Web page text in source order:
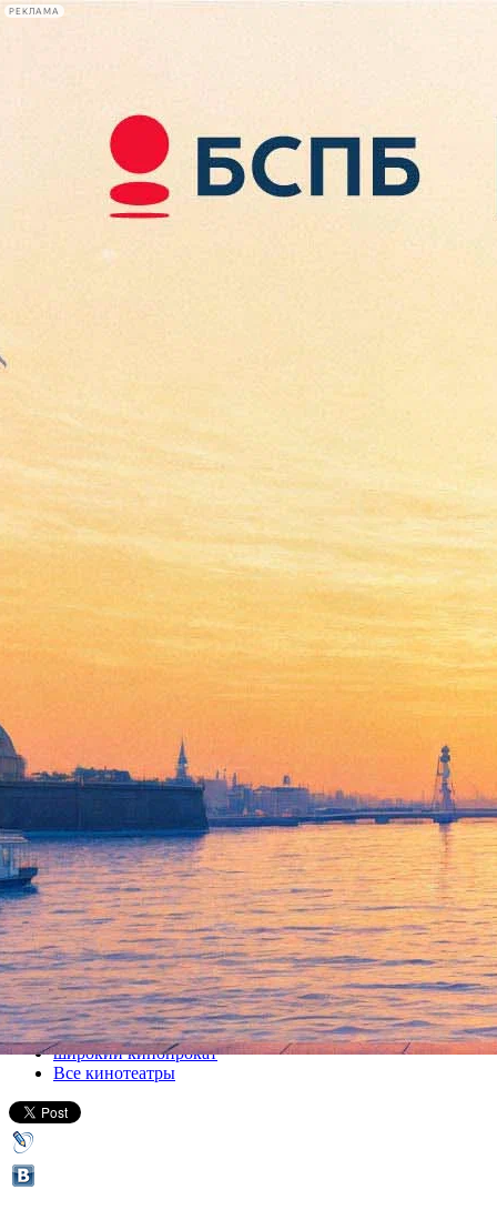
РЕКЛАМА
Сегодня:
2026.08.09
08:55
Афиша Plus
Дети сексу не помеха
08 марта 2012, четверг-04 апреля 2012, среда
Версия для печати
Все кино
широкий кинопрокат
Все кинотеатры